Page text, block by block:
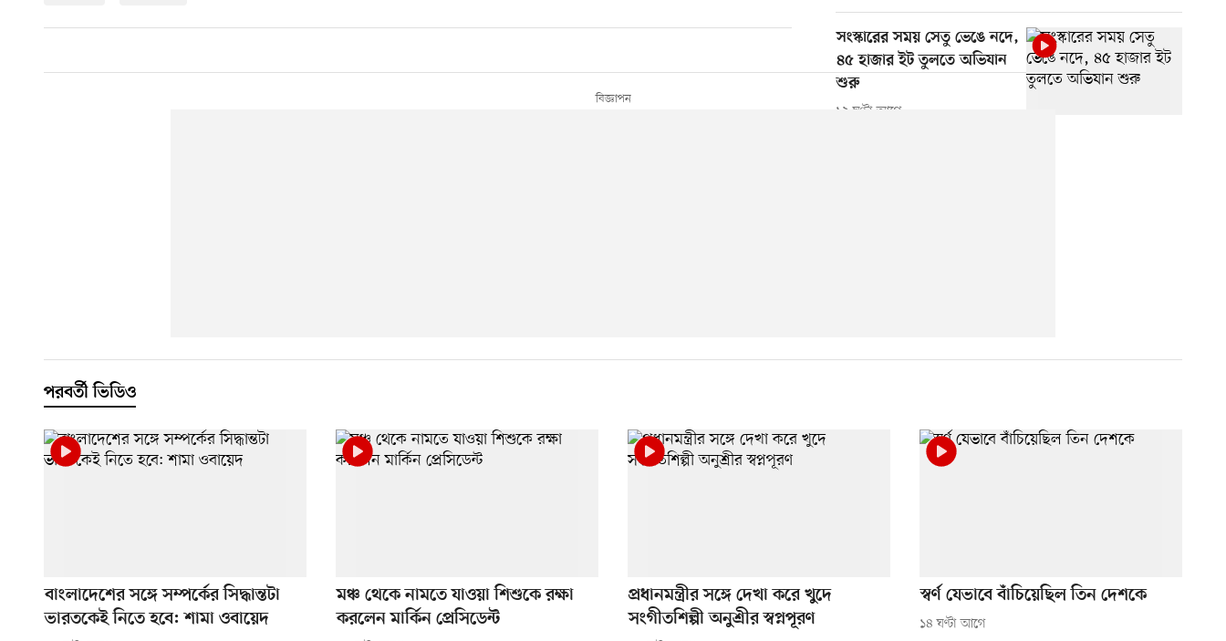
সংস্কারের সময় সেতু ভেঙে নদে,
৪৫ হাজার ইট তুলতে অভিযান
শুরু
১২ ঘণ্টা আগে
পরবর্তী ভিডিও
বাংলাদেশের সঙ্গে সম্পর্কের সিদ্ধান্তটা
ভারতকেই নিতে হবে: শামা ওবায়েদ
মঞ্চ থেকে নামতে যাওয়া শিশুকে রক্ষা
করলেন মার্কিন প্রেসিডেন্ট
প্রধানমন্ত্রীর সঙ্গে দেখা করে খুদে
সংগীতশিল্পী অনুশ্রীর স্বপ্নপূরণ
স্বর্ণ যেভাবে বাঁচিয়েছিল তিন দেশকে
১৪ ঘণ্টা আগে